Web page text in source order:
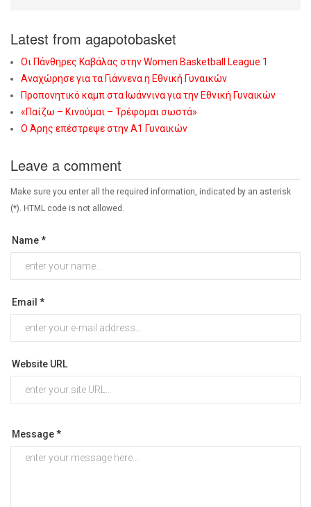
Latest from agapotobasket
Οι Πάνθηρες Καβάλας στην Women Basketball League 1
Αναχώρησε για τα Γιάννενα η Εθνική Γυναικών
Προπονητικό καμπ στα Ιωάννινα για την Εθνική Γυναικών
«Παίζω – Κινούμαι – Τρέφομαι σωστά»
Ο Άρης επέστρεψε στην Α1 Γυναικών
Leave a comment
Make sure you enter all the required information, indicated by an asterisk
(*). HTML code is not allowed.
Name *
Email *
Website URL
Message *